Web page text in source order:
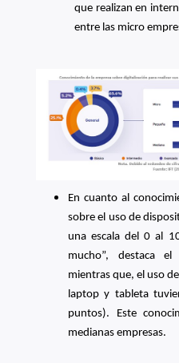
que realizan en
entre las micro
En cuanto al
sobre el uso de
una escala del 0 al
mucho”, destaca el
mientras que, el uso
laptop y tableta
puntos). Este
medianas empresas.